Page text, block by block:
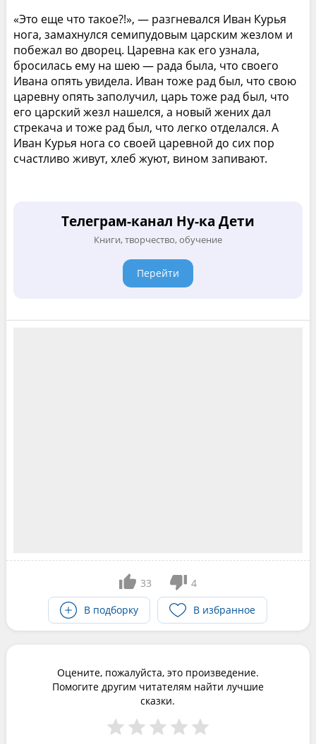
«Это еще что такое?!», — разгневался Иван Курья
нога, замахнулся семипудовым царским жезлом и
побежал во дворец. Царевна как его узнала,
бросилась ему на шею — рада была, что своего
Ивана опять увидела. Иван тоже рад был, что свою
царевну опять заполучил, царь тоже рад был, что
его царский жезл нашелся, а новый жених дал
стрекача и тоже рад был, что легко отделался. А
Иван Курья нога со своей царевной до сих пор
счастливо живут, хлеб жуют, вином запивают.
Телеграм-канал Ну-ка Дети
Книги, творчество, обучение
Перейти
33
4
В подборку
В избранное
Оцените, пожалуйста, это произведение.
Помогите другим читателям найти лучшие
сказки.